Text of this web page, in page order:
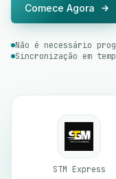
Comece Agora
Não é necessário
Sincronização em
STM Express